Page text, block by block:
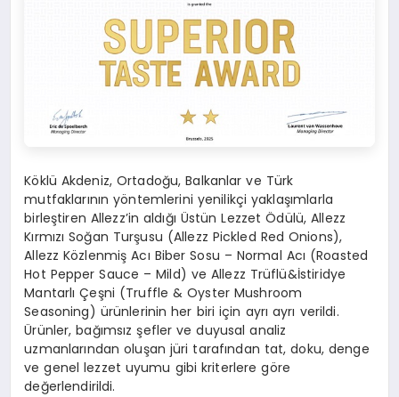
Köklü Akdeniz, Ortadoğu, Balkanlar ve Türk
mutfaklarının yöntemlerini yenilikçi yaklaşımlarla
birleştiren Allezz’in aldığı Üstün Lezzet Ödülü, Allezz
Kırmızı Soğan Turşusu (Allezz Pickled Red Onions),
Allezz Közlenmiş Acı Biber Sosu – Normal Acı (Roasted
Hot Pepper Sauce – Mild) ve Allezz Trüflü&İstiridye
Mantarlı Çeşni (Truffle & Oyster Mushroom
Seasoning) ürünlerinin her biri için ayrı ayrı verildi.
Ürünler, bağımsız şefler ve duyusal analiz
uzmanlarından oluşan jüri tarafından tat, doku, denge
ve genel lezzet uyumu gibi kriterlere göre
değerlendirildi.